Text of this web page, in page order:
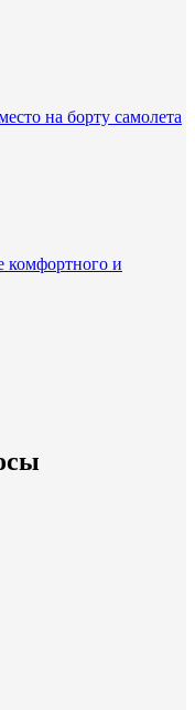
на борту самолета
комфортного и